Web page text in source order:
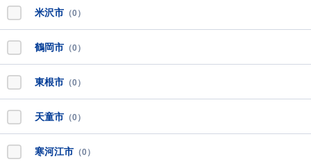
米沢市 （0）
鶴岡市 （0）
東根市 （0）
天童市 （0）
寒河江市 （0）